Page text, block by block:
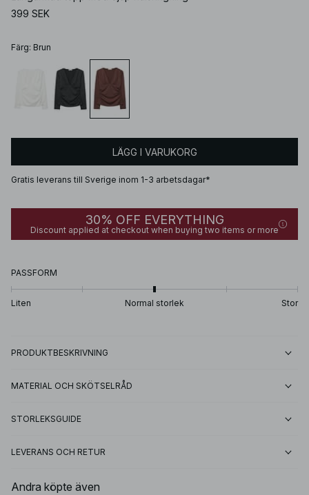
399 SEK
Färg: Brun
LÄGG I VARUKORG
Gratis leverans till Sverige inom 1-3 arbetsdagar*
30% OFF EVERYTHING
Discount applied at checkout when buying two items or more
PASSFORM
Liten Normal storlek Stor
PRODUKTBESKRIVNING
MATERIAL OCH SKÖTSELRÅD
STORLEKSGUIDE
LEVERANS OCH RETUR
Andra köpte även